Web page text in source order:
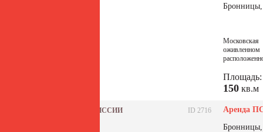
Бронницы,
оживленном
Площадь:
150 кв.м
БЕЗ КОМИССИИ ID 2716
Аренда
Бронницы,